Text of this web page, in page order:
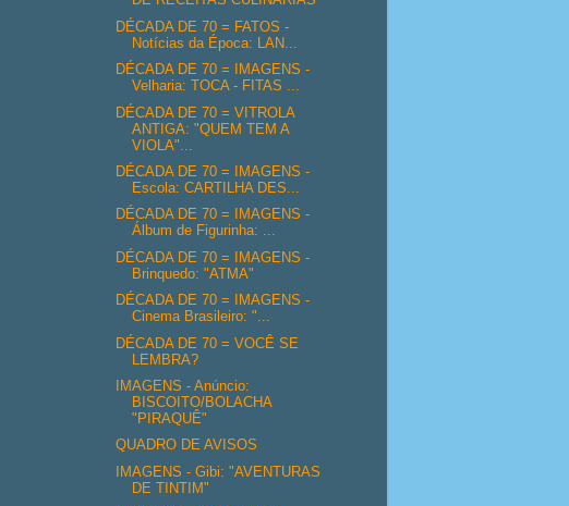
DÉCADA DE 70 = FATOS -
Notícias da Época: LAN...
DÉCADA DE 70 = IMAGENS -
Velharia: TOCA - FITAS ...
DÉCADA DE 70 = VITROLA
ANTIGA: "QUEM TEM A
VIOLA"...
DÉCADA DE 70 = IMAGENS -
Escola: CARTILHA DES...
DÉCADA DE 70 = IMAGENS -
Álbum de Figurinha: ...
DÉCADA DE 70 = IMAGENS -
Brinquedo: "ATMA"
DÉCADA DE 70 = IMAGENS -
Cinema Brasileiro: "...
DÉCADA DE 70 = VOCÊ SE
LEMBRA?
IMAGENS - Anúncio:
BISCOITO/BOLACHA
"PIRAQUÊ"
QUADRO DE AVISOS
IMAGENS - Gibi: "AVENTURAS
DE TINTIM"